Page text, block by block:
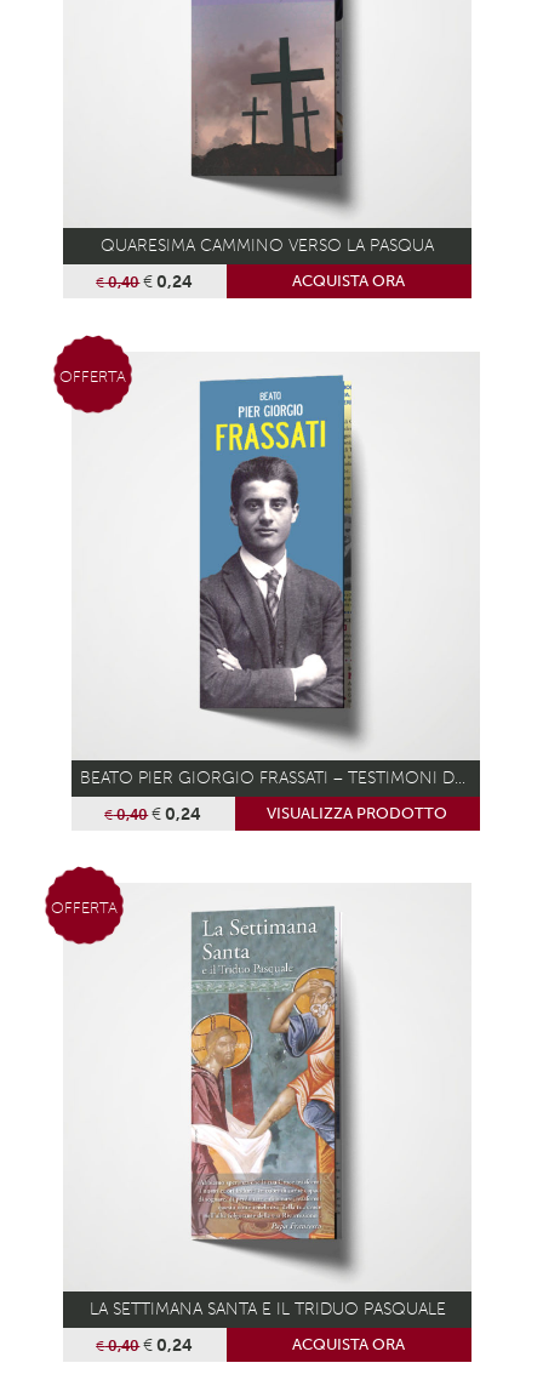
QUARESIMA CAMMINO VERSO LA PASQUA
€0,40 €0,24 ACQUISTA ORA
OFFERTA
BEATO PIER GIORGIO FRASSATI – TESTIMONI DEL VANGELO
€0,40 €0,24 VISUALIZZA PRODOTTO
OFFERTA
LA SETTIMANA SANTA E IL TRIDUO PASQUALE
€0,40 €0,24 ACQUISTA ORA